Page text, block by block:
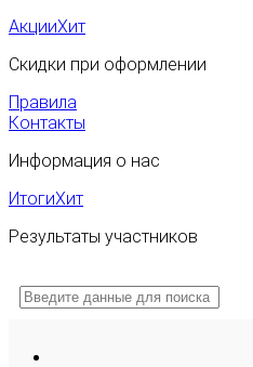
АкцииХит
Скидки при оформлении
Правила
Контакты
Информация о нас
ИтогиХит
Результаты участников